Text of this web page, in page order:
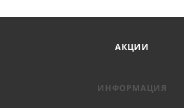
АКЦИИ
ИНФОРМАЦИЯ